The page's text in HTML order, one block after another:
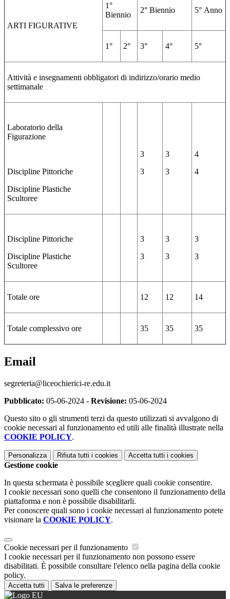
ARTI FIGURATIVE
1°
Biennio
2° Biennio 5° Anno
1° 2° 3° 4° 5°
Attività e insegnamenti obbligatori di indirizzo/orario medio
settimanale
Laboratorio della
Figurazione
Discipline Pittoriche
Discipline Plastiche
Scultoree
3
3
3
3
4
4
Discipline Pittoriche
Discipline Plastiche
Scultoree
3
3
3
3
3
3
Totale ore 12 12 14
Totale complessivo ore 35 35 35
Email
segreteria@liceochierici-re.edu.it
Pubblicato: 05-06-2024 - Revisione: 05-06-2024
Questo sito o gli strumenti terzi da questo utilizzati si avvalgono di
cookie necessari al funzionamento ed utili alle finalità illustrate nella
COOKIE POLICY.
Personalizza Rifiuta tutti i cookies Accetta tutti i cookies
Gestione cookie
In questa schermata è possibile scegliere quali cookie consentire.
I cookie necessari sono quelli che consentono il funzionamento della
piattaforma e non è possibile disabilitarli.
Per conoscere quali sono i cookie necessari al funzionamento potete
visionare la COOKIE POLICY.
Cookie necessari per il funzionamento
I cookie necessari per il funzionamento non possono essere
disabilitati. È possibile consultare l'elenco nella pagina della cookie
policy.
Accetta tutti Salva le preferenze